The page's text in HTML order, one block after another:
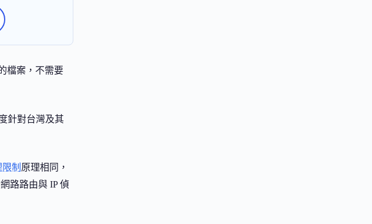
檔案，不需要
針對台灣及其
制 原理相同，
路路由與 IP 偵